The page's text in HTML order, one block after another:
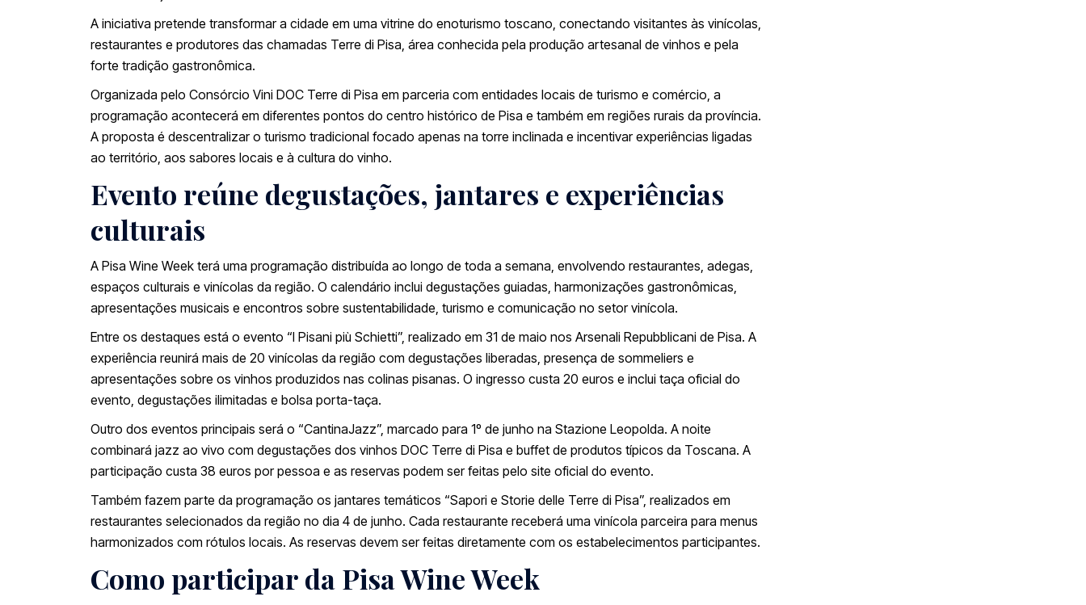
A iniciativa pretende transformar a cidade em uma vitrine do enoturismo toscano, conectando visitantes às vinícolas,
restaurantes e produtores das chamadas Terre di Pisa, área conhecida pela produção artesanal de vinhos e pela
forte tradição gastronômica.
Organizada pelo Consórcio Vini DOC Terre di Pisa em parceria com entidades locais de turismo e comércio, a
programação acontecerá em diferentes pontos do centro histórico de Pisa e também em regiões rurais da província.
A proposta é descentralizar o turismo tradicional focado apenas na torre inclinada e incentivar experiências ligadas
ao território, aos sabores locais e à cultura do vinho.
Evento reúne degustações, jantares e experiências
culturais
A Pisa Wine Week terá uma programação distribuída ao longo de toda a semana, envolvendo restaurantes, adegas,
espaços culturais e vinícolas da região. O calendário inclui degustações guiadas, harmonizações gastronômicas,
apresentações musicais e encontros sobre sustentabilidade, turismo e comunicação no setor vinícola.
Entre os destaques está o evento “I Pisani più Schietti”, realizado em 31 de maio nos Arsenali Repubblicani de Pisa. A
experiência reunirá mais de 20 vinícolas da região com degustações liberadas, presença de sommeliers e
apresentações sobre os vinhos produzidos nas colinas pisanas. O ingresso custa 20 euros e inclui taça oficial do
evento, degustações ilimitadas e bolsa porta-taça.
Outro dos eventos principais será o “CantinaJazz”, marcado para 1º de junho na Stazione Leopolda. A noite
combinará jazz ao vivo com degustações dos vinhos DOC Terre di Pisa e buffet de produtos típicos da Toscana. A
participação custa 38 euros por pessoa e as reservas podem ser feitas pelo site oficial do evento.
Também fazem parte da programação os jantares temáticos “Sapori e Storie delle Terre di Pisa”, realizados em
restaurantes selecionados da região no dia 4 de junho. Cada restaurante receberá uma vinícola parceira para menus
harmonizados com rótulos locais. As reservas devem ser feitas diretamente com os estabelecimentos participantes.
Como participar da Pisa Wine Week